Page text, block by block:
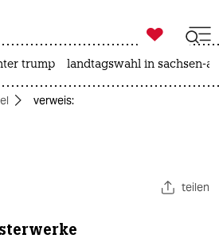
taz zahl ich
zahl ich

taz zahl ich
trump landtagswahl in sachsen-
verweis:
teilen